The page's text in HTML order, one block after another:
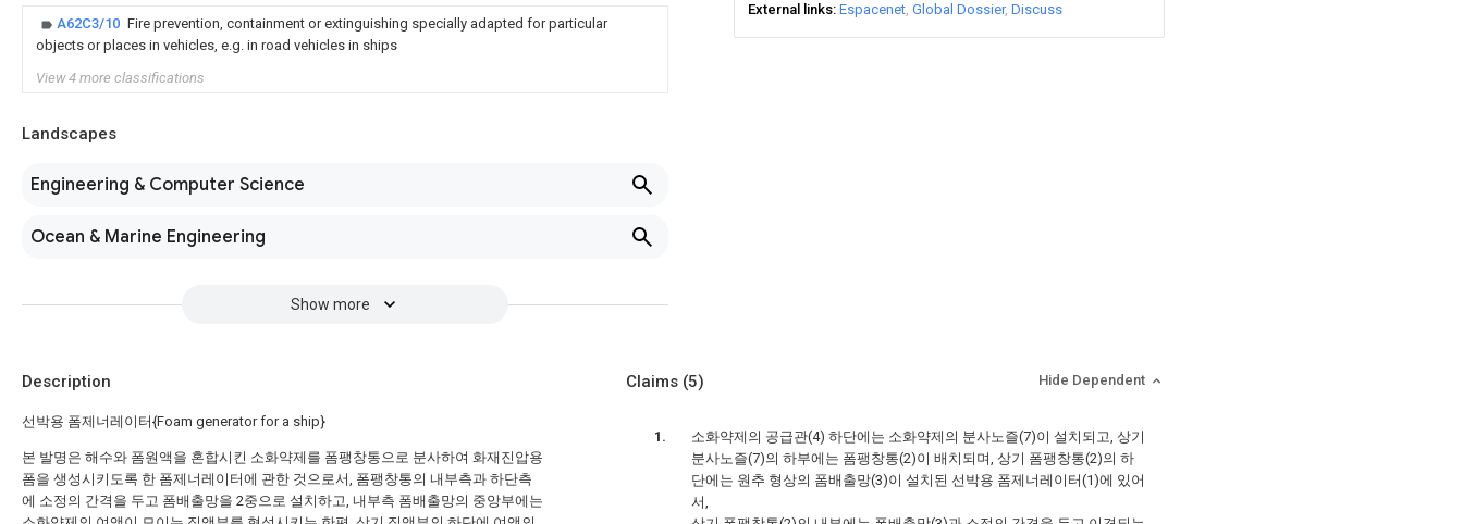
A62C3/10 Fire prevention, containment or extinguishing specially adapted for particular
objects or places in vehicles, e.g. in road vehicles in ships
View 4 more classifications
Landscapes
Engineering & Computer Science
Ocean & Marine Engineering
Show more
External links Espacenet Global Dossier Discuss
Description
선박용 폼제너레이터{Foam generator for a ship}
본 발명은 해수와 폼원액을 혼합시킨 소화약제를 폼팽창통으로 분사하여 화재진압용
폼을 생성시키도록 한 폼제너레이터에 관한 것으로서, 폼팽창통의 내부측과 하단측
에 소정의 간격을 두고 폼배출망을 2중으로 설치하고, 내부측 폼배출망의 중앙부에는
Claims (5) Hide Dependent
소화약제의 공급관(4) 하단에는 소화약제의 분사노즐(7)이 설치되고, 상기
분사노즐(7)의 하부에는 폼팽창통(2)이 배치되며, 상기 폼팽창통(2)의 하
단에는 원추 형상의 폼배출망(3)이 설치된 선박용 폼제너레이터(1)에 있어
서,